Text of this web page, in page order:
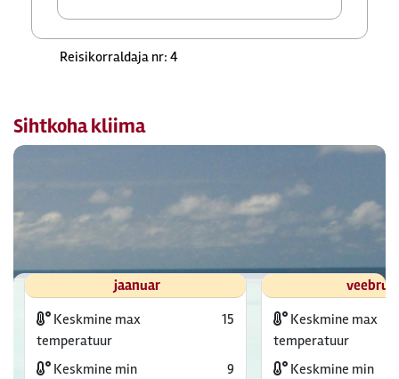
Reisikorraldaja nr: 4
Sihtkoha kliima
jaanuar
Keskmine max
temperatuur
15
Keskmine min
9
Keskmine max
temperatuur
Keskmine min